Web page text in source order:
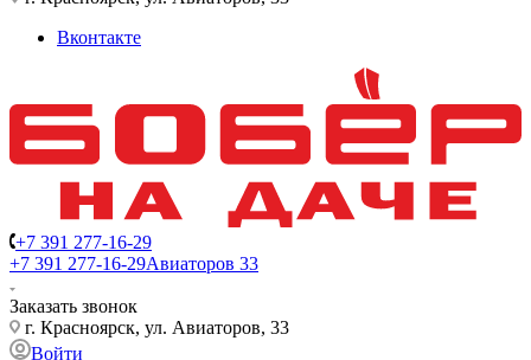
Вконтакте
+7 391 277-16-29
+7 391 277-16-29Авиаторов 33
Заказать звонок
г. Красноярск, ул. Авиаторов, 33
Войти